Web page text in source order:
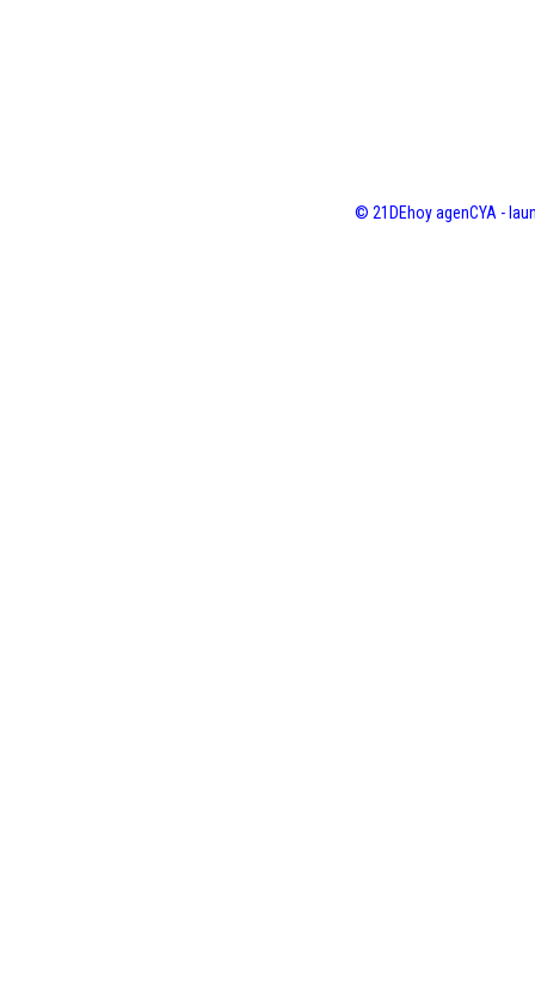
© 21DEhoy agenCYA -